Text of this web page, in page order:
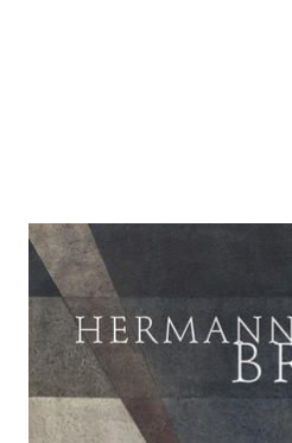
Der Tod des Vergil
Zur Wunschliste hinzufügen
VonHermann Broch